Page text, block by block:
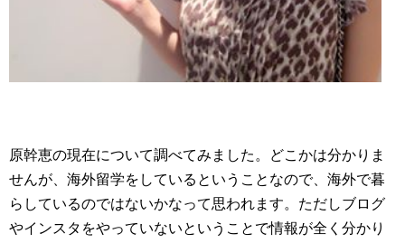
原幹恵の現在について調べてみました。どこかは分かりま
せんが、海外留学をしているということなので、海外で暮
らしているのではないかなって思われます。ただしブログ
やインスタをやっていないということで情報が全く分かり